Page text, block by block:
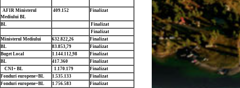
AFIR Ministerul
Mediului BL
409.152 Finalizat
BL
Finalizat
Finalizat
Ministerul Mediului 632.822,26
Finalizat
BL 83.853,79
Finalizat
Buget Local 1.144.112,98
Finalizat
BL 417.360
Finalizat
CNI+ BL 1.170.179
Finalizat
Fonduri europene+BL 1.535.133
Finalizat
Fonduri europene+BL 1.756.583
Finalizat